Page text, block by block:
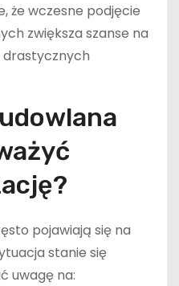
że wczesne podjęcie
zwiększa szanse na
drastycznych
pojawiają się na
stanie się
uwagę na: